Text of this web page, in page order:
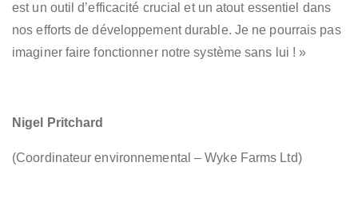
est un outil d’efficacité crucial et un atout essentiel dans
nos efforts de développement durable. Je ne pourrais pas
imaginer faire fonctionner notre système sans lui ! »
Nigel Pritchard
(Coordinateur environnemental – Wyke Farms Ltd)